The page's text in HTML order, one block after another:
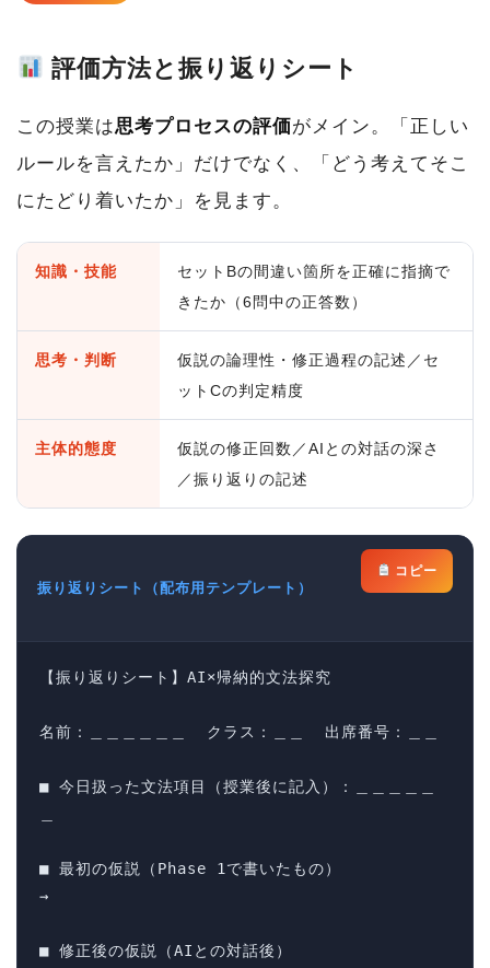
評価方法と振り返りシート
この授業は思考プロセスの評価がメイン。「正しい
ルールを言えたか」だけでなく、「どう考えてそこ
にたどり着いたか」を見ます。
知識・技能
セットBの間違い箇所を正確に指摘で
きたか（6問中の正答数）
思考・判断
仮説の論理性・修正過程の記述／セ
ットCの判定精度
主体的態度
仮説の修正回数／AIとの対話の深さ
／振り返りの記述
振り返りシート（配布用テンプレート）
コピー
【振り返りシート】AI×帰納的文法探究
名前：＿＿＿＿＿＿  クラス：＿＿  出席番号：＿＿
■ 今日扱った文法項目（授業後に記入）：＿＿＿＿＿
■ 最初の仮説（Phase 1で書いたもの）
→
■ 修正後の仮説（AIとの対話後）
ホーム
原田高志の”ほぼ日刊”英語
“シン”・英会話スピード表
大学入試英語対策講座